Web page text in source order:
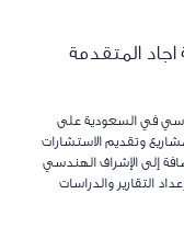
المتقدمة
في السعودية على
وتقديم الاستشارات
إلى الإشراف الهندسي
التقارير والدراسات